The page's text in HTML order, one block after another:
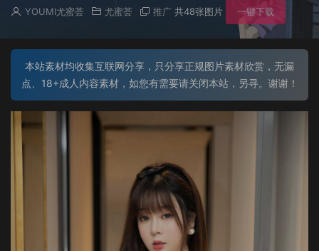
YOUMI尤蜜荟 尤蜜荟 推广 共48张图片 一键下载
本站素材均收集互联网分享，只分享正规图片素材欣赏，无漏
点、18+成人内容素材，如您有需要请关闭本站，另寻。谢谢！